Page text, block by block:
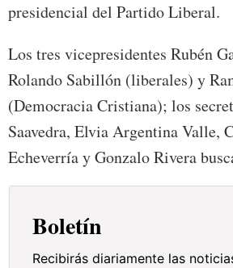
presidencial del Partido Liberal.
Los tres vicepresidentes Rubén
Rolando Sabillón (liberales) y
(Democracia Cristiana); los
Saavedra, Elvia Argentina Valle,
Echeverría y Gonzalo Rivera
Boletín
Recibirás diariamente las